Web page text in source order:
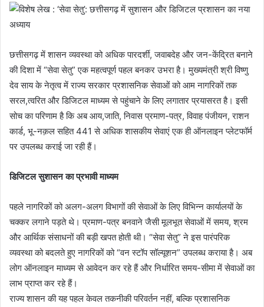
छत्तीसगढ़ में शासन व्यवस्था को अधिक पारदर्शी, जवाबदेह और जन-केंद्रित बनाने
की दिशा में “सेवा सेतु” एक महत्वपूर्ण पहल बनकर उभरा है। मुख्यमंत्री श्री विष्णु
देव साय के नेतृत्व में राज्य सरकार प्रशासनिक सेवाओं को आम नागरिकों तक
सरल,त्वरित और डिजिटल माध्यम से पहुंचाने के लिए लगातार प्रयासरत है। इसी
सोच का परिणाम है कि अब आय,जाति, निवास प्रमाण-पत्र, विवाह पंजीयन, राशन
कार्ड, भू-नक़ल सहित 441 से अधिक शासकीय सेवाएं एक ही ऑनलाइन प्लेटफॉर्म
पर उपलब्ध कराई जा रही हैं।
डिजिटल सुशासन का प्रभावी माध्यम
पहले नागरिकों को अलग-अलग विभागों की सेवाओं के लिए विभिन्न कार्यालयों के
चक्कर लगाने पड़ते थे। प्रमाण-पत्र बनवाने जैसी मूलभूत सेवाओं में समय, श्रम
और आर्थिक संसाधनों की बड़ी खपत होती थी। “सेवा सेतु” ने इस पारंपरिक
व्यवस्था को बदलते हुए नागरिकों को “वन स्टॉप सॉल्यूशन” उपलब्ध कराया है। अब
लोग ऑनलाइन माध्यम से आवेदन कर रहे हैं और निर्धारित समय-सीमा में सेवाओं का
लाभ प्राप्त कर रहे हैं।
राज्य शासन की यह पहल केवल तकनीकी परिवर्तन नहीं, बल्कि प्रशासनिक